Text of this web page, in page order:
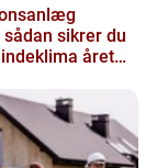
året